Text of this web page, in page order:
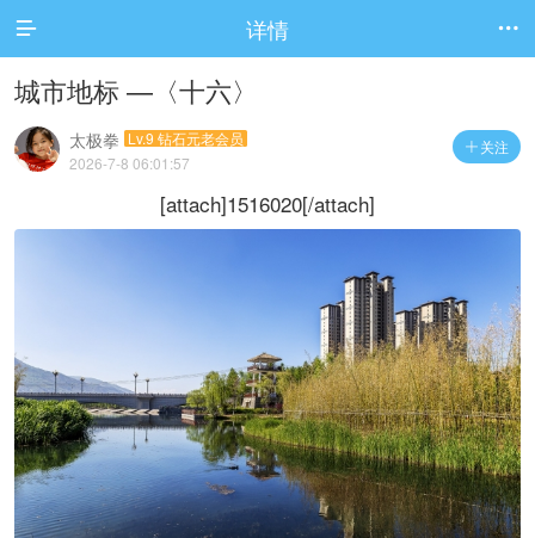
 详情 
城市地标 —〈十六〉
 关注
太极拳 Lv.9 钻石元老会员
2026-7-8 06:01:57
[attach]1516020[/attach]